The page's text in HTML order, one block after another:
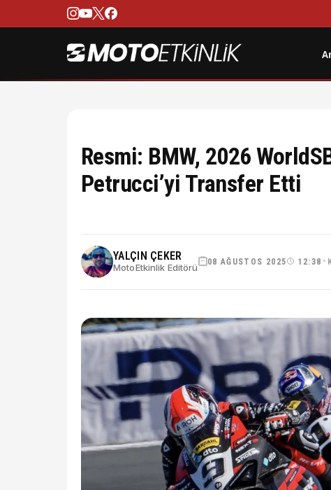
Resmi: BMW, 2026
Petrucci’yi Transfer Etti
YALÇIN ÇEKER
MotoEtkinlik Editörü
08 AĞUSTOS 2025 12:38 •